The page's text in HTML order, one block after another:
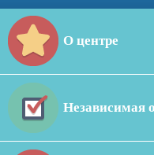
О центре
Независимая